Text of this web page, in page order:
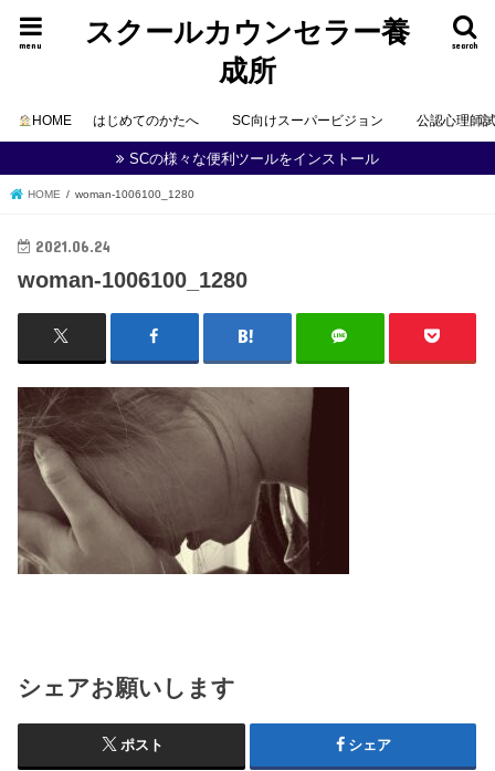
スクールカウンセラー養
成所
search
menu
HOME はじめてのかたへ SC向けスーパービジョン 公認心理師
SCの様々な便利ツールをインストール
HOME woman-1006100_1280
2021.06.24
woman-1006100_1280
シェアお願いします
ポスト シェア